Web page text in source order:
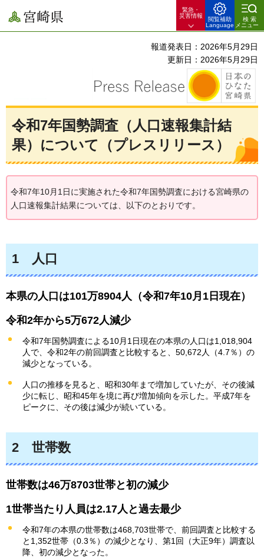
宮崎県
緊急・
災害情報
閲覧補助
Language
検索
メニュー
報道発表日：2026年5月29日
更新日：2026年5月29日
令和7年国勢調査（人口速報集計結
果）について（プレスリリース）
令和7年10月1日に実施された令和7年国勢調査における宮崎県の
人口速報集計結果については、以下のとおりです。
1 人口
本県の人口は101万8904人（令和7年10月1日現在）
令和2年から5万672人減少
令和7年国勢調査による10月1日現在の本県の人口は1,018,904
人で、令和2年の前回調査と比較すると、50,672人（4.7％）の
減少となっている。
人口の推移を見ると、昭和30年まで増加していたが、その後減
少に転じ、昭和45年を境に再び増加傾向を示した。平成7年を
ピークに、その後は減少が続いている。
2 世帯数
世帯数は46万8703世帯と初の減少
1世帯当たり人員は2.17人と過去最少
令和7年の本県の世帯数は468,703世帯で、前回調査と比較する
と1,352世帯（0.3％）の減少となり、第1回（大正9年）調査以
降、初の減少となった。